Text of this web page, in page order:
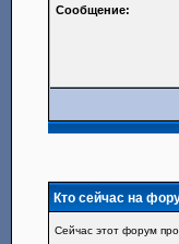
Сообщение:
Кто сейчас на
Сейчас этот форум